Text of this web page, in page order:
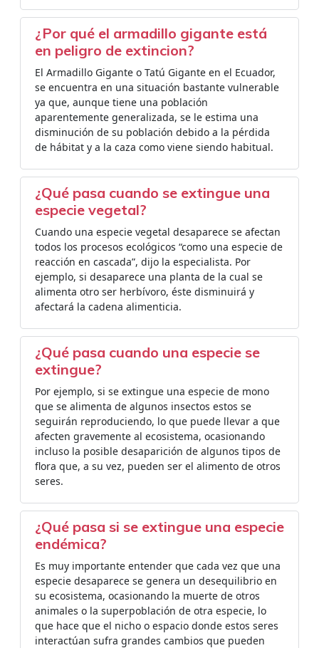
¿Por qué el armadillo gigante está
en peligro de extincion?
El Armadillo Gigante o Tatú Gigante en el Ecuador,
se encuentra en una situación bastante vulnerable
ya que, aunque tiene una población
aparentemente generalizada, se le estima una
disminución de su población debido a la pérdida
de hábitat y a la caza como viene siendo habitual.
¿Qué pasa cuando se extingue una
especie vegetal?
Cuando una especie vegetal desaparece se afectan
todos los procesos ecológicos “como una especie de
reacción en cascada”, dijo la especialista. Por
ejemplo, si desaparece una planta de la cual se
alimenta otro ser herbívoro, éste disminuirá y
afectará la cadena alimenticia.
¿Qué pasa cuando una especie se
extingue?
Por ejemplo, si se extingue una especie de mono
que se alimenta de algunos insectos estos se
seguirán reproduciendo, lo que puede llevar a que
afecten gravemente al ecosistema, ocasionando
incluso la posible desaparición de algunos tipos de
flora que, a su vez, pueden ser el alimento de otros
seres.
¿Qué pasa si se extingue una especie
endémica?
Es muy importante entender que cada vez que una
especie desaparece se genera un desequilibrio en
su ecosistema, ocasionando la muerte de otros
animales o la superpoblación de otra especie, lo
que hace que el nicho o espacio donde estos seres
interactúan sufra grandes cambios que pueden